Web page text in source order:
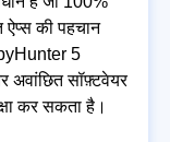
ऐप्स की पहचान
5
अवांछित सॉफ़्टवेयर
कर सकता है।